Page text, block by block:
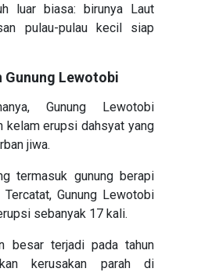
luar biasa: birunya Laut
pulau-pulau kecil siap
Gunung Lewotobi
Gunung Lewotobi
kelam erupsi dahsyat yang
jiwa.
termasuk gunung berapi
Gunung Lewotobi
sebanyak 17 kali.
besar terjadi pada tahun
kerusakan parah di